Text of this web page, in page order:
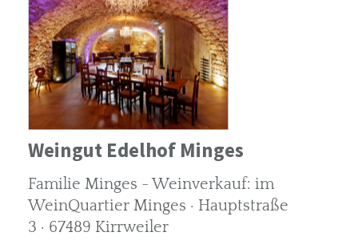
Weingut Edelhof Minges
Familie Minges - Weinverkauf: im
WeinQuartier Minges · Hauptstraße
3 · 67489 Kirrweiler